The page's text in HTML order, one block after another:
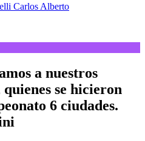
Carlos Alberto
a nuestros
se hicieron
6 ciudades.